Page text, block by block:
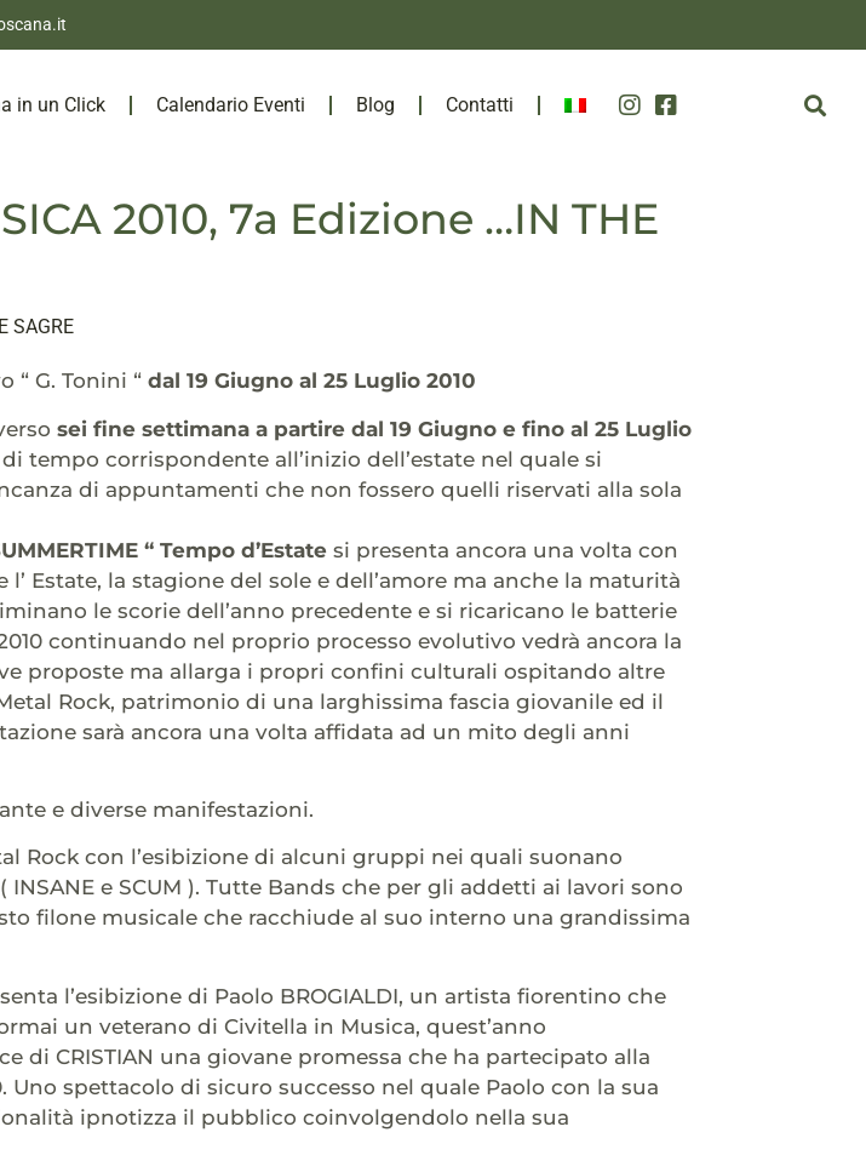
in un Click Calendario Eventi Blog Contatti
2010, 7a Edizione …IN THE
SAGRE
“ G. Tonini “ dal 19 Giugno al 25 Luglio 2010
sei fine settimana a partire dal 19 Giugno e fino al 25 Luglio
tempo corrispondente all’inizio dell’estate nel quale si
di appuntamenti che non fossero quelli riservati alla sola
“ Tempo d’Estate si presenta ancora una volta con
Estate, la stagione del sole e dell’amore ma anche la maturità
le scorie dell’anno precedente e si ricaricano le batterie
continuando nel proprio processo evolutivo vedrà ancora la
proposte ma allarga i propri confini culturali ospitando altre
Rock, patrimonio di una larghissima fascia giovanile ed il
sarà ancora una volta affidata ad un mito degli anni
e diverse manifestazioni.
Rock con l’esibizione di alcuni gruppi nei quali suonano
e SCUM ). Tutte Bands che per gli addetti ai lavori sono
filone musicale che racchiude al suo interno una grandissima
l’esibizione di Paolo BROGIALDI, un artista fiorentino che
un veterano di Civitella in Musica, quest’anno
di CRISTIAN una giovane promessa che ha partecipato alla
Uno spettacolo di sicuro successo nel quale Paolo con la sua
ipnotizza il pubblico coinvolgendolo nella sua